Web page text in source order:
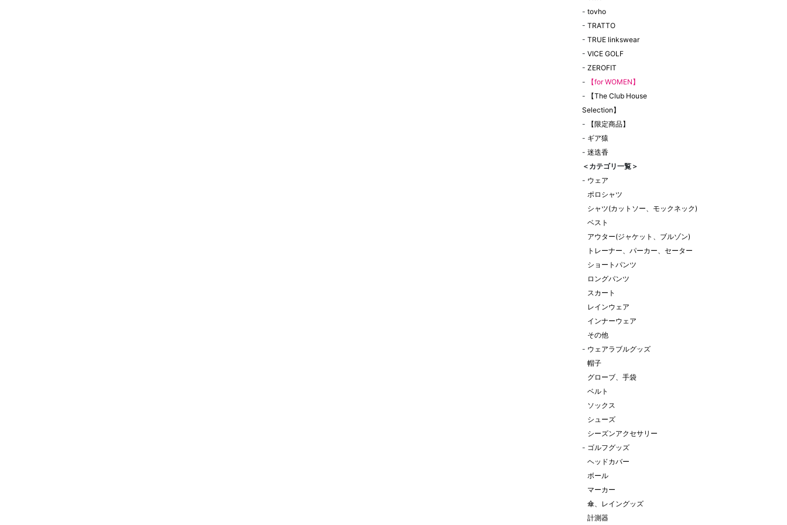
- tovho
- TRATTO
- TRUE linkswear
- VICE GOLF
- ZEROFIT
-
【for WOMEN】
-
【The Club House
Selection】
-
【限定商品】
- ギア猿
- 迷迭香
＜カテゴリ一覧＞
- ウェア
ポロシャツ
シャツ(カットソー、モックネック)
ベスト
アウター(ジャケット、ブルゾン)
トレーナー、パーカー、セーター
ショートパンツ
ロングパンツ
スカート
レインウェア
インナーウェア
その他
- ウェアラブルグッズ
帽子
グローブ、手袋
ベルト
ソックス
シューズ
シーズンアクセサリー
- ゴルフグッズ
ヘッドカバー
ボール
マーカー
傘、レイングッズ
計測器